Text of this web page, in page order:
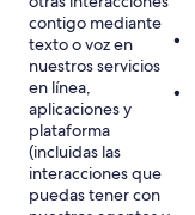
contigo mediante
texto o voz en
nuestros servicios
en línea,
aplicaciones y
plataforma
(incluidas las
interacciones que
puedas tener con